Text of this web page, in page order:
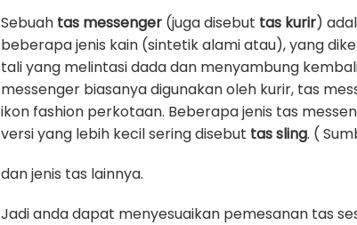
Sebuah tas messenger (juga disebut tas kurir)
beberapa jenis kain (sintetik alami atau), yang
tali yang melintasi dada dan menyambung
messenger biasanya digunakan oleh kurir, tas
ikon fashion perkotaan. Beberapa jenis tas
versi yang lebih kecil sering disebut tas sling. (
dan jenis tas lainnya.
Jadi anda dapat menyesuaikan pemesanan tas